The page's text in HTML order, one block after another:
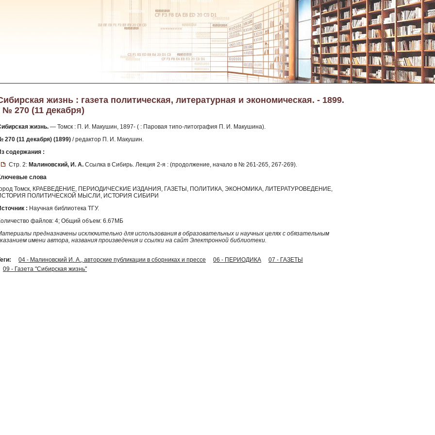
жизнь : газета политическая, литературная и экономическая. - 1899.
№ 270 (11 декабря)
жизнь. — Томск : П. И. Макушин, 1897- ( : Паровая типо-литография П. И. Макушина).
270 (11 декабря) (1899) / редактор П. И. Макушин.
содержания :
Стр. 2: Малиновский, И. А. Ссылка в Сибирь. Лекция 2-я : (продолжение, начало в № 261-265, 267-269).
слова
Томск, КРАЕВЕДЕНИЕ, ПЕРИОДИЧЕСКИЕ ИЗДАНИЯ, ГАЗЕТЫ, ПОЛИТИКА, ЭКОНОМИКА, ЛИТЕРАТУРОВЕДЕНИЕ,
ПОЛИТИЧЕСКОЙ МЫСЛИ, ИСТОРИЯ СИБИРИ
: Научная библиотека ТГУ.
файлов: 4; Общий объем: 6.67МБ
предназначены исключительно для использования в образовательных и научных целях с обязательным
имени автора, названия произведения и ссылки на сайт Электронной библиотеки.
04 - Малиновский И. А., авторские публикации в сборниках и прессе 06 - ПЕРИОДИКА
07 - ГАЗЕТЫ
09 - Газета "Сибирская жизнь"